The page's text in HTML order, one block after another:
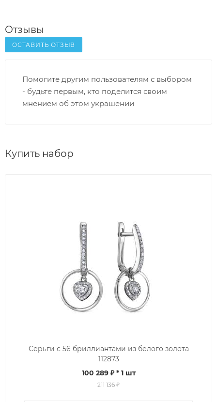
Отзывы
ОСТАВИТЬ ОТЗЫВ
Помогите другим пользователям с выбором
- будьте первым, кто поделится своим
мнением об этом украшении
Купить набор
Серьги с 56 бриллиантами из белого золота
112873
100 289 ₽* 1 шт
211 136 ₽